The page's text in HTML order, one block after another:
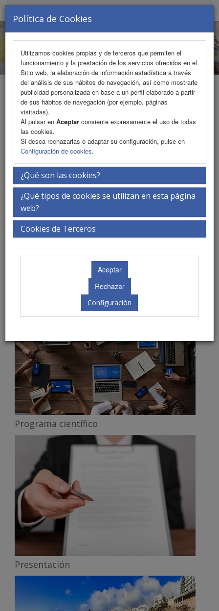
Política de Cookies
Utilizamos cookies propias y de terceros que permiten el
funcionamiento y la prestación de los servicios ofrecidos en el
Sitio web, la elaboración de información estadística a través
del análisis de sus hábitos de navegación, así como mostrarle
publicidad personalizada en base a un perfil elaborado a partir
de sus hábitos de navegación (por ejemplo, páginas
visitadas).
Al pulsar en Aceptar consiente expresamente el uso de todas
las cookies.
Si desea rechazarlas o adaptar su configuración, pulse en
Configuración de cookies.
¿Qué son las cookies?
¿Qué tipos de cookies se utilizan en esta página
web?
Cookies de Terceros
Configuración
!Ya disponible la descarga del
certificado de Acreditación!
Programa científico
Presentación